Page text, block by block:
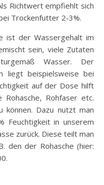
Richtwert empfiehlt sich
Trockenfutter 2-3%.
ist der Wassergehalt im
sein, viele Zutaten
Wasser. Der
liegt beispielsweise bei
auf der Dose hilft
Rohfaser etc.
Dazu nutzt man
Feuchtigkeit in unserem
zurück. Diese teilt man
den der Rohasche (hier: